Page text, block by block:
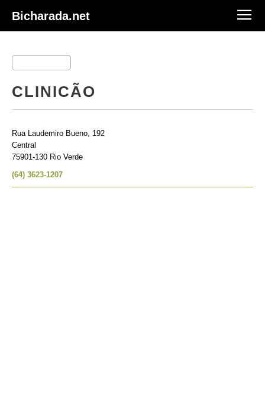
Bicharada.net
CLINICÃO
Rua Laudemiro Bueno, 192
Central
75901-130 Rio Verde
(64) 3623-1207